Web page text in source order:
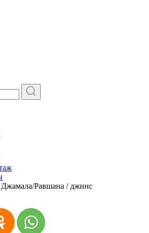
Равшана / джинс